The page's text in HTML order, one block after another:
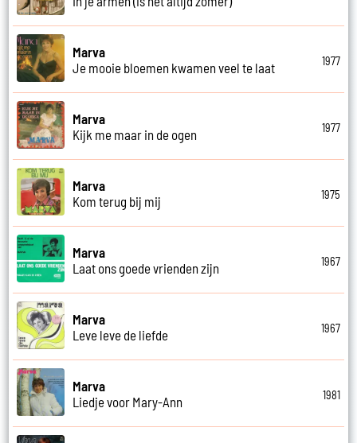
Marva
Je mooie bloemen kwamen veel te laat
1977
Marva
Kijk me maar in de ogen
1977
Marva
Kom terug bij mij
1975
Marva
Laat ons goede vrienden zijn
1967
Marva
Leve leve de liefde
1967
Marva
Liedje voor Mary-Ann
1981